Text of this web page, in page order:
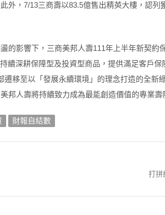
外，7/13三商壽以83.5億售出精英大樓，認列
的影響下，三商美邦人壽111年上半年新契約
續深耕保障型及投資型商品，提供滿足客戶
遷移至以「發展永續環境」的理念打造的全新
邦人壽將持續致力成為最能創造價值的專業壽
財報自結數
Next
打拼